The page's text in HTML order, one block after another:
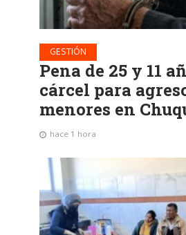
GESTIÓN
Pena de 25 y 11
cárcel para
menores en
hace 1 hora